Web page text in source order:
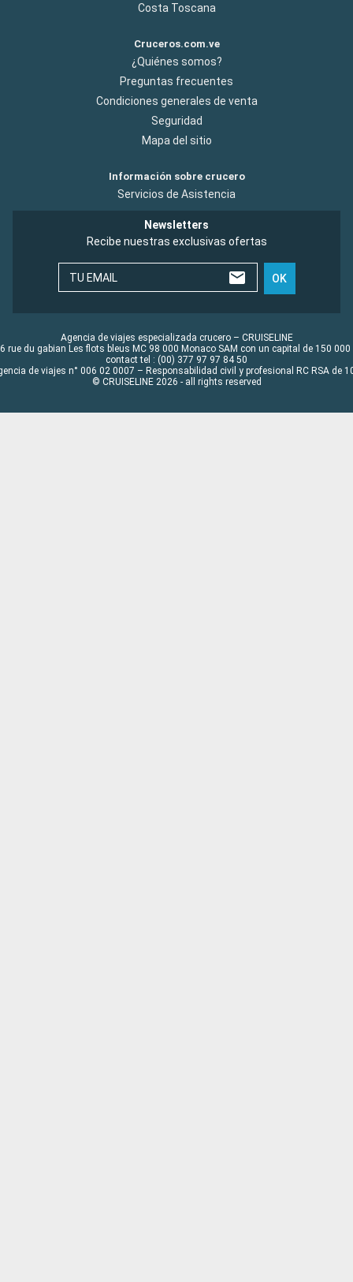
Costa Toscana
Cruceros.com.ve
¿Quiénes somos?
Preguntas frecuentes
Condiciones generales de venta
Seguridad
Mapa del sitio
Información sobre crucero
Servicios de Asistencia
Newsletters
Recibe nuestras exclusivas ofertas
TU EMAIL OK
Agencia de viajes especializada crucero – CRUISELINE
rue du gabian Les flots bleus MC 98 000 Monaco SAM con un capital de 150 000
contact tel : (00) 377 97 97 84 50
de viajes n° 006 02 0007 – Responsabilidad civil y profesional RC RSA de
© CRUISELINE 2026 - all rights reserved